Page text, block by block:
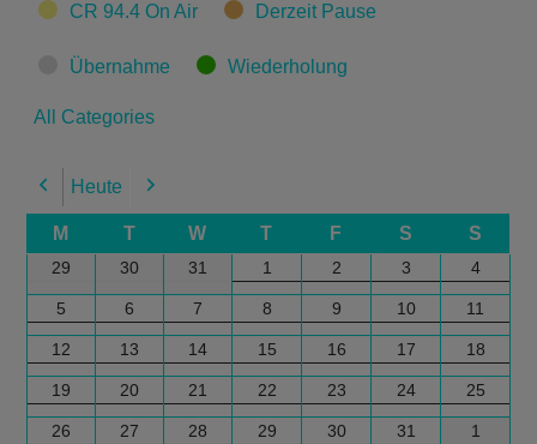
CR 94.4 On Air Derzeit Pause
Übernahme Wiederholung
All Categories
Previous
Heute Next
M T W T F S S
29 30 31 1 2 3 4
5 6 7 8 9 10 11
12 13 14 15 16 17 18
19 20 21 22 23 24 25
26 27 28 29 30 31 1